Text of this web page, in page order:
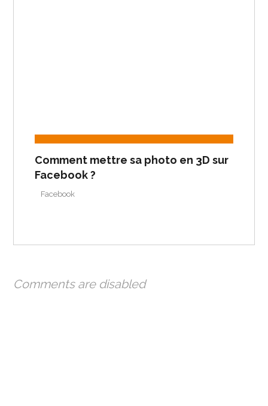
Comment mettre sa photo en 3D sur
Facebook ?
Facebook
Comments are disabled